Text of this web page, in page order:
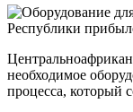
необходимое
процесса, который